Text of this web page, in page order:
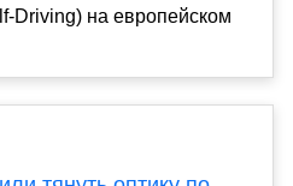
Driving) на европейском